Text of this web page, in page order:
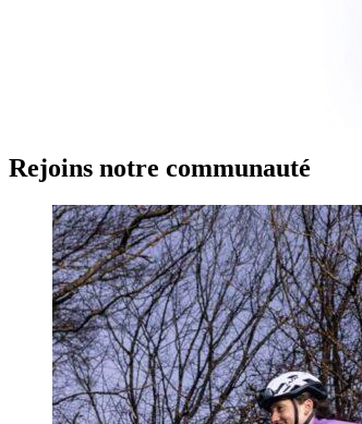
Rejoins notre communauté